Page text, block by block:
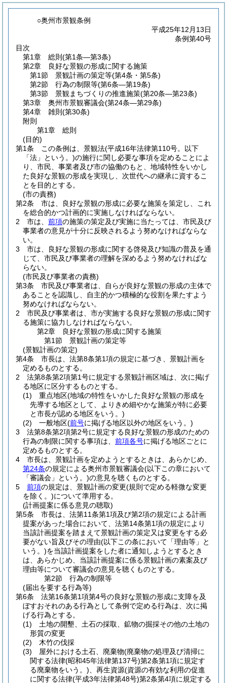
○奥州市景観条例
平成25年12月13日
条例第40号
目次
第1章
総則 (第1条―第3条)
第2章
良好な景観の形成に関する施策
第1節
景観計画の策定等(第4条・第5条)
第2節
行為の制限等(第6条―第19条)
第3節
景観まちづくりの推進施策(第20条―第23条)
第3章
奥州市景観審議会(第24条―第29条)
第4章
雑則 (第30条)
附則
第1章
総則
(目的)
第1条
この条例は、景観法(平成16年法律第110号。以下
「法」という。)の施行に関し必要な事項を定めることによ
り、市民、事業者及び市の協働のもと、地域特性をいかし
た良好な景観の形成を実現し、次世代への継承に資するこ
とを目的とする。
(市の責務)
第2条
市は、良好な景観の形成に必要な施策を策定し、これ
を総合的かつ計画的に実施しなければならない。
2
市は、 前項の施策の策定及び実施に当たっては、市民及び
事業者の意見が十分に反映されるよう努めなければならな
い。
3
市は、良好な景観の形成に関する啓発及び知識の普及を通
じて、市民及び事業者の理解を深めるよう努めなければな
らない。
(市民及び事業者の責務)
第3条
市民及び事業者は、自らが良好な景観の形成の主体で
あることを認識し、自主的かつ積極的な役割を果たすよう
努めなければならない。
2
市民及び事業者は、市が実施する良好な景観の形成に関す
る施策に協力しなければならない。
第2章
良好な景観の形成に関する施策
第1節
景観計画の策定等
(景観計画の策定)
第4条
市長は、法第8条第1項の規定に基づき、景観計画を
定めるものとする。
2
法第8条第2項第1号に規定する景観計画区域は、次に掲げ
る地区に区分するものとする。
(1)
重点地区(地域の特性をいかした良好な景観の形成を
先導する地区として、よりきめ細やかな施策が特に必要
と市長が認める地区をいう。)
(2)
一般地区(前号に掲げる地区以外の地区をいう。)
3
法第8条第2項第2号に規定する良好な景観の形成のための
行為の制限に関する事項は、 前項各号に掲げる地区ごとに
定めるものとする。
4
市長は、景観計画を定めようとするときは、あらかじめ、
第24条の規定による奥州市景観審議会(以下この章において
「審議会」という。)の意見を聴くものとする。
5
前項の規定は、景観計画の変更(規則で定める軽微な変更
を除く。)について準用する。
(計画提案に係る意見の聴取)
第5条
市長は、法第11条第1項及び第2項の規定による計画
提案があった場合において、法第14条第1項の規定により
当該計画提案を踏まえて景観計画の策定又は変更をする必
要がない旨及びその理由(以下この条において「理由等」と
いう。)を当該計画提案をした者に通知しようとするとき
は、あらかじめ、当該計画提案に係る景観計画の素案及び
理由等について審議会の意見を聴くものとする。
第2節
行為の制限等
(届出を要する行為等)
第6条
法第16条第1項第4号の良好な景観の形成に支障を及
ぼすおそれのある行為として条例で定める行為は、次に掲
げる行為とする。
(1)
土地の開墾、土石の採取、鉱物の掘採その他の土地の
形質の変更
(2)
木竹の伐採
(3)
屋外における土石、廃棄物(廃棄物の処理及び清掃に
関する法律(昭和45年法律第137号)第2条第1項に規定す
る廃棄物をいう。) 、再生資源(資源の有効な利用の促進
に関する法律(平成3年法律第48号)第2条第4項に規定する